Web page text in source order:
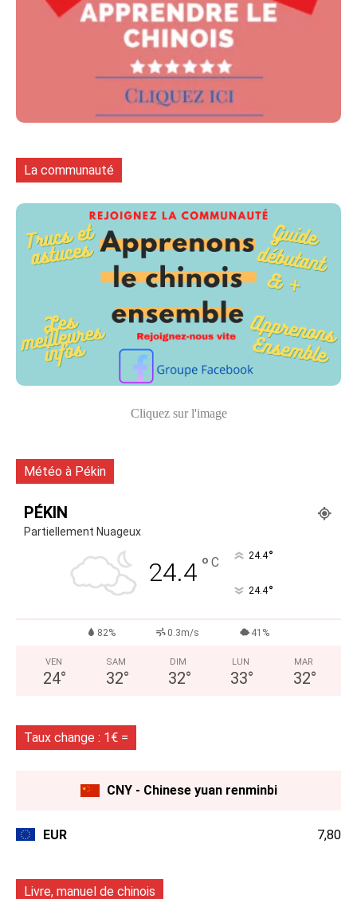
La communauté
Cliquez sur l'image
Météo à Pékin
PÉKIN
Partiellement Nuageux
24.4 ° C 24.4°
24.4°
82% 0.3m/s 41%
VEN
24°
SAM
32°
DIM
32°
LUN
33°
MAR
32°
Taux change : 1€ =
CNY - Chinese yuan renminbi
EUR 7,80
Livre, manuel de chinois